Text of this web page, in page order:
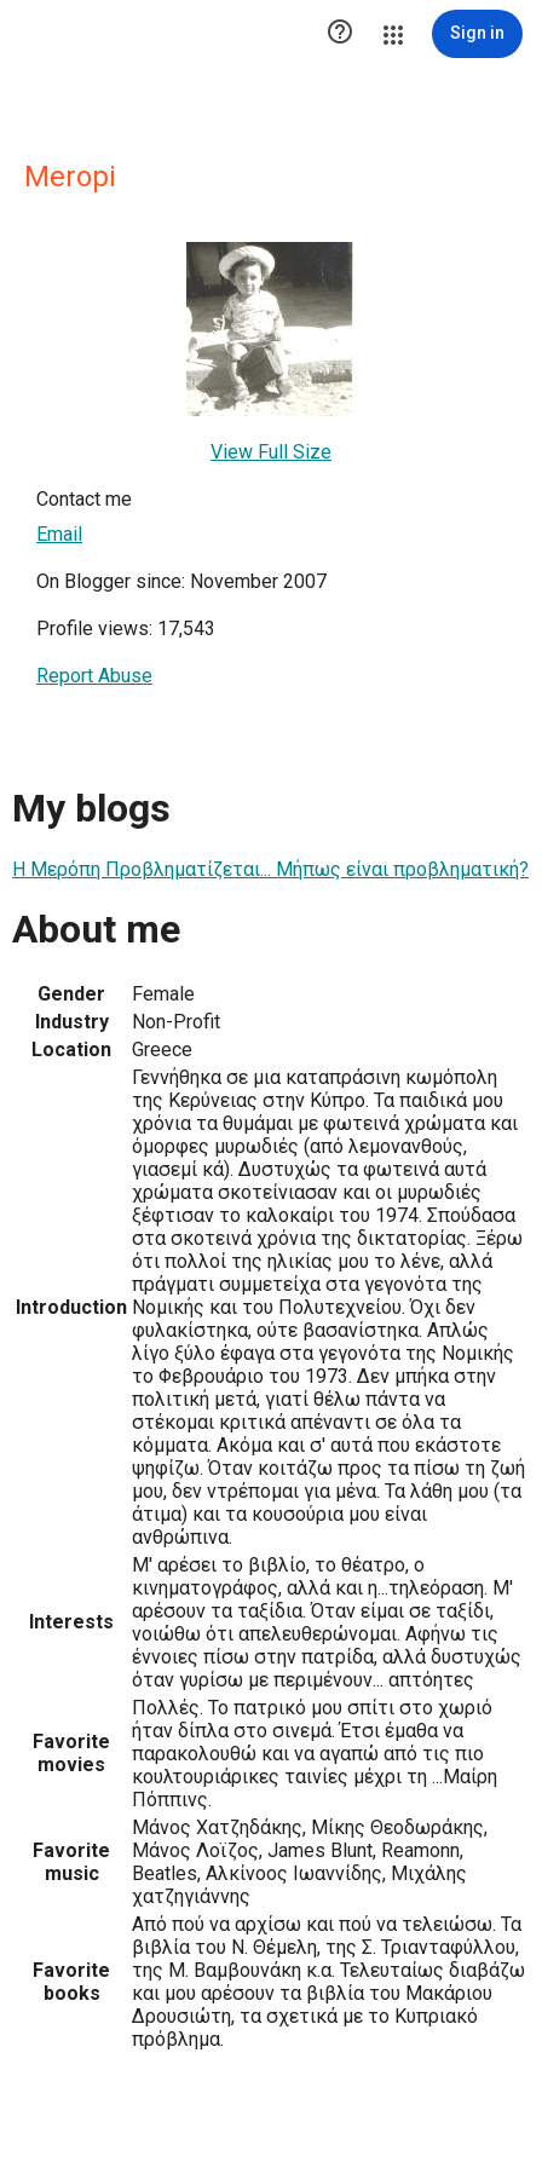
 Sign in
Meropi
View Full Size
Contact me
Email
On Blogger since: November 2007
Profile views: 17,543
Report Abuse
My blogs
Η Μερόπη Προβληματίζεται... Μήπως είναι προβληματική?
About me
Gender
Female
Industry
Non-Profit
Location
Greece
Introduction
Γεννήθηκα σε μια καταπράσινη κωμόπολη
της Κερύνειας στην Κύπρο. Τα παιδικά μου
χρόνια τα θυμάμαι με φωτεινά χρώματα και
όμορφες μυρωδιές (από λεμονανθούς,
γιασεμί κά). Δυστυχώς τα φωτεινά αυτά
χρώματα σκοτείνιασαν και οι μυρωδιές
ξέφτισαν το καλοκαίρι του 1974. Σπούδασα
στα σκοτεινά χρόνια της δικτατορίας. Ξέρω
ότι πολλοί της ηλικίας μου το λένε, αλλά
πράγματι συμμετείχα στα γεγονότα της
Νομικής και του Πολυτεχνείου. Όχι δεν
φυλακίστηκα, ούτε βασανίστηκα. Απλώς
λίγο ξύλο έφαγα στα γεγονότα της Νομικής
το Φεβρουάριο του 1973. Δεν μπήκα στην
πολιτική μετά, γιατί θέλω πάντα να
στέκομαι κριτικά απέναντι σε όλα τα
κόμματα. Ακόμα και σ' αυτά που εκάστοτε
ψηφίζω. Όταν κοιτάζω προς τα πίσω τη ζωή
μου, δεν ντρέπομαι για μένα. Τα λάθη μου (τα
άτιμα) και τα κουσούρια μου είναι
ανθρώπινα.
Interests
Μ' αρέσει το βιβλίο, το θέατρο, ο
κινηματογράφος, αλλά και η...τηλεόραση. Μ'
αρέσουν τα ταξίδια. Όταν είμαι σε ταξίδι,
νοιώθω ότι απελευθερώνομαι. Αφήνω τις
έννοιες πίσω στην πατρίδα, αλλά δυστυχώς
όταν γυρίσω με περιμένουν... απτόητες
Favorite
movies
Πολλές. Το πατρικό μου σπίτι στο χωριό
ήταν δίπλα στο σινεμά. Έτσι έμαθα να
παρακολουθώ και να αγαπώ από τις πιο
κουλτουριάρικες ταινίες μέχρι τη ...Μαίρη
Πόππινς.
Favorite
music
Μάνος Χατζηδάκης, Μίκης Θεοδωράκης,
Μάνος Λοϊζος, James Blunt, Reamonn,
Beatles, Αλκίνοος Ιωαννίδης, Μιχάλης
χατζηγιάννης
Favorite
books
Από πού να αρχίσω και πού να τελειώσω. Τα
βιβλία του Ν. Θέμελη, της Σ. Τριανταφύλλου,
της Μ. Βαμβουνάκη κ.α. Τελευταίως διαβάζω
και μου αρέσουν τα βιβλία του Μακάριου
Δρουσιώτη, τα σχετικά με το Κυπριακό
πρόβλημα.